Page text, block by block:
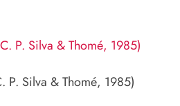
P. Silva & Thomé, 1985)